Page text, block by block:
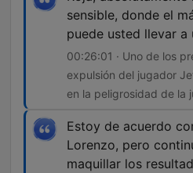
sensible, donde el
puede usted llevar a
00:26:01 · Uno de los
expulsión del jugador
en la peligrosidad de la
Estoy de acuerdo
Lorenzo, pero
maquillar los